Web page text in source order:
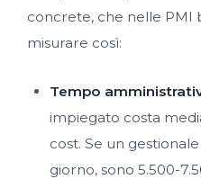
concrete, che nelle PMI
misurare così:
Tempo
impiegato costa
cost. Se un
giorno, sono 5.500-